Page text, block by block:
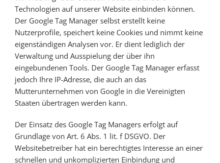
Technologien auf unserer Website einbinden können.
Der Google Tag Manager selbst erstellt keine
Nutzerprofile, speichert keine Cookies und nimmt keine
eigenständigen Analysen vor. Er dient lediglich der
Verwaltung und Ausspielung der über ihn
eingebundenen Tools. Der Google Tag Manager erfasst
jedoch Ihre IP-Adresse, die auch an das
Mutterunternehmen von Google in die Vereinigten
Staaten übertragen werden kann.
Der Einsatz des Google Tag Managers erfolgt auf
Grundlage von Art. 6 Abs. 1 lit. f DSGVO. Der
Websitebetreiber hat ein berechtigtes Interesse an einer
schnellen und unkomplizierten Einbindung und